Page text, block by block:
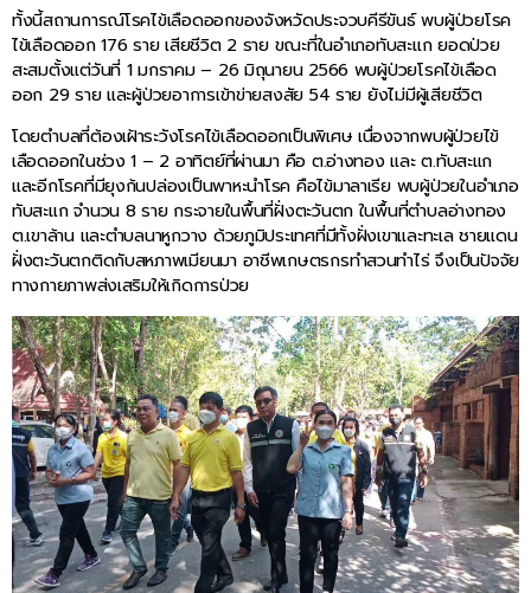
ทั้งนี้สถานการณ์โรคไข้เลือดออกของจังหวัดประจวบคีรีขันธ์ พบผู้ป่วยโรค
ไข้เลือดออก 176 ราย เสียชีวิต 2 ราย ขณะที่ในอำเภอทับสะแก ยอดป่วย
สะสมตั้งแต่วันที่ 1 มกราคม – 26 มิถุนายน 2566 พบผู้ป่วยโรคไข้เลือด
ออก 29 ราย และผู้ป่วยอาการเข้าข่ายสงสัย 54 ราย ยังไม่มีผู้เสียชีวิต
โดยตำบลที่ต้องเฝ้าระวังโรคไข้เลือดออกเป็นพิเศษ เนื่องจากพบผู้ป่วยไข้
เลือดออกในช่วง 1 – 2 อาทิตย์ที่ผ่านมา คือ ต.อ่างทอง และ ต.ทับสะแก
และอีกโรคที่มียุงก้นปล่องเป็นพาหะนำโรค คือไข้มาลาเรีย พบผู้ป่วยในอำเภอ
ทับสะแก จำนวน 8 ราย กระจายในพื้นที่ฝั่งตะวันตก ในพื้นที่ตำบลอ่างทอง
ต.เขาล้าน และตำบลนาหูกวาง ด้วยภูมิประเทศที่มีทั้งฝั่งเขาและทะเล ชายแดน
ฝั่งตะวันตกติดกับสหภาพเมียนมา อาชีพเกษตรกรทำสวนทำไร่ จึงเป็นปัจจัย
ทางกายภาพส่งเสริมให้เกิดการป่วย